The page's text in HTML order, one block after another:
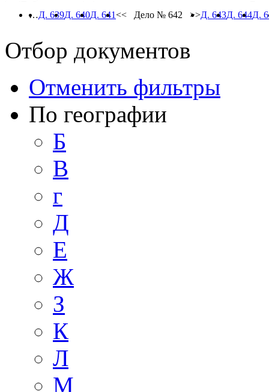
…Д. 639Д. 640Д. 641<< Дело № 642 >>Д. 643Д. 644Д.
Отбор документов
Отменить фильтры
По географии
Б
В
г
Д
Е
Ж
З
К
Л
М